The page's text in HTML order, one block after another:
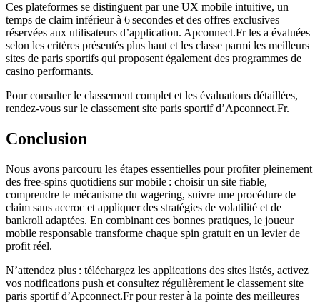
Ces plateformes se distinguent par une UX mobile intuitive, un
temps de claim inférieur à 6 secondes et des offres exclusives
réservées aux utilisateurs d’application. Apconnect.Fr les a évaluées
selon les critères présentés plus haut et les classe parmi les meilleurs
sites de paris sportifs qui proposent également des programmes de
casino performants.
Pour consulter le classement complet et les évaluations détaillées,
rendez‑vous sur le classement site paris sportif d’Apconnect.Fr.
Conclusion
Nous avons parcouru les étapes essentielles pour profiter pleinement
des free‑spins quotidiens sur mobile : choisir un site fiable,
comprendre le mécanisme du wagering, suivre une procédure de
claim sans accroc et appliquer des stratégies de volatilité et de
bankroll adaptées. En combinant ces bonnes pratiques, le joueur
mobile responsable transforme chaque spin gratuit en un levier de
profit réel.
N’attendez plus : téléchargez les applications des sites listés, activez
vos notifications push et consultez régulièrement le classement site
paris sportif d’Apconnect.Fr pour rester à la pointe des meilleures